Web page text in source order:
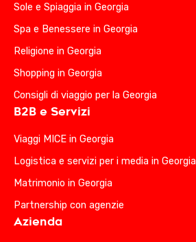
Sole e Spiaggia in Georgia
Spa e Benessere in Georgia
Religione in Georgia
Shopping in Georgia
Consigli di viaggio per la Georgia
B2B e Servizi
Viaggi MICE in Georgia
Logistica e servizi per i media in Georgia
Matrimonio in Georgia
Partnership con agenzie
Azienda